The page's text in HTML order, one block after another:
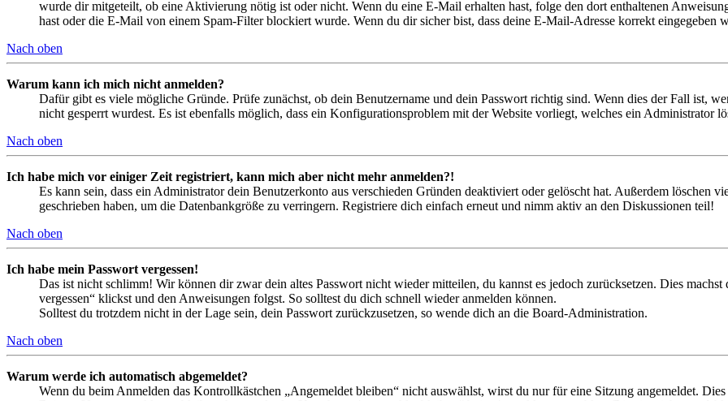
wurde dir mitgeteilt, ob eine Aktivierung nötig ist oder nicht. Wenn du eine E-Mail erhalten hast, folge den dort enthaltenen
hast oder die E-Mail von einem Spam-Filter blockiert wurde. Wenn du dir sicher bist, dass deine E-Mail-Adresse korrekt eingegeben
Nach oben
Warum kann ich mich nicht anmelden?
Dafür gibt es viele mögliche Gründe. Prüfe zunächst, ob dein Benutzername und dein Passwort richtig sind. Wenn dies der Fall ist,
nicht gesperrt wurdest. Es ist ebenfalls möglich, dass ein Konfigurationsproblem mit der Website vorliegt, welches ein Administrator
Nach oben
Ich habe mich vor einiger Zeit registriert, kann mich aber nicht mehr anmelden?!
Es kann sein, dass ein Administrator dein Benutzerkonto aus verschieden Gründen deaktiviert oder gelöscht hat. Außerdem löschen
geschrieben haben, um die Datenbankgröße zu verringern. Registriere dich einfach erneut und nimm aktiv an den Diskussionen teil!
Nach oben
Ich habe mein Passwort vergessen!
Das ist nicht schlimm! Wir können dir zwar dein altes Passwort nicht wieder mitteilen, du kannst es jedoch zurücksetzen. Dies
vergessen“ klickst und den Anweisungen folgst. So solltest du dich schnell wieder anmelden können.
Solltest du trotzdem nicht in der Lage sein, dein Passwort zurückzusetzen, so wende dich an die Board-Administration.
Nach oben
Warum werde ich automatisch abgemeldet?
Wenn du beim Anmelden das Kontrollkästchen „Angemeldet bleiben“ nicht auswählst, wirst du nur für eine Sitzung angemeldet.